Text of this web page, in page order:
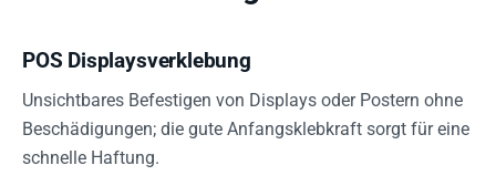
POS Displaysverklebung
Unsichtbares Befestigen von Displays oder Postern ohne
Beschädigungen; die gute Anfangsklebkraft sorgt für eine
schnelle Haftung.